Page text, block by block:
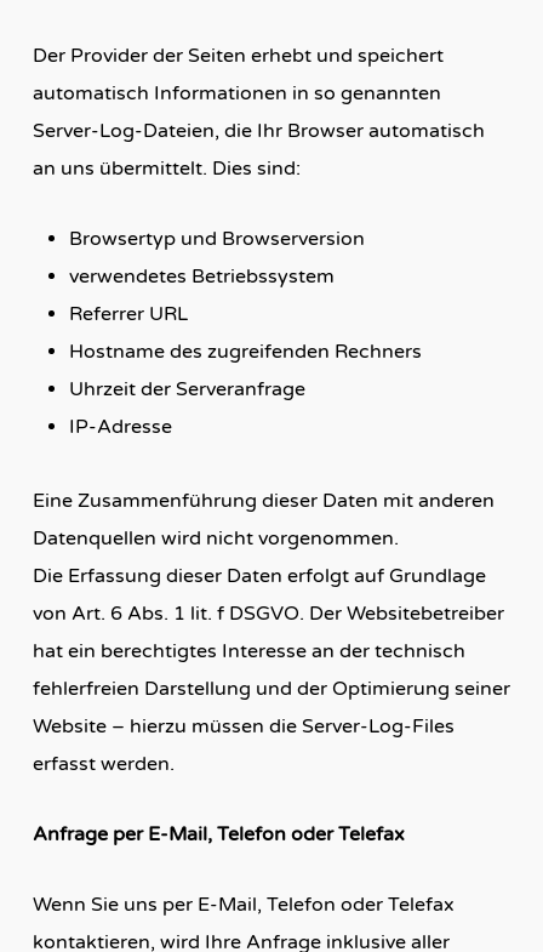
Der Provider der Seiten erhebt und speichert
automatisch Informationen in so genannten
Server-Log-Dateien, die Ihr Browser automatisch
an uns übermittelt. Dies sind:
Browsertyp und Browserversion
verwendetes Betriebssystem
Referrer URL
Hostname des zugreifenden Rechners
Uhrzeit der Serveranfrage
IP-Adresse
Eine Zusammenführung dieser Daten mit anderen
Datenquellen wird nicht vorgenommen.
Die Erfassung dieser Daten erfolgt auf Grundlage
von Art. 6 Abs. 1 lit. f DSGVO. Der Websitebetreiber
hat ein berechtigtes Interesse an der technisch
fehlerfreien Darstellung und der Optimierung seiner
Website – hierzu müssen die Server-Log-Files
erfasst werden.
Anfrage per E-Mail, Telefon oder Telefax
Wenn Sie uns per E-Mail, Telefon oder Telefax
kontaktieren, wird Ihre Anfrage inklusive aller